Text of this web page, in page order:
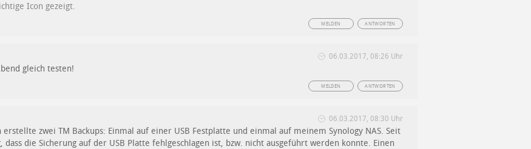
Icon gezeigt.
ANTWORTEN
MELDEN
06.03.2017, 08:26 Uhr
gleich testen!
ANTWORTEN
MELDEN
06.03.2017, 08:30 Uhr
zwei TM Backups: Einmal auf einer USB Festplatte und einmal auf meinem Synology NAS. Seit
die Sicherung auf der USB Platte fehlgeschlagen ist, bzw. nicht ausgeführt werden konnte. Einen